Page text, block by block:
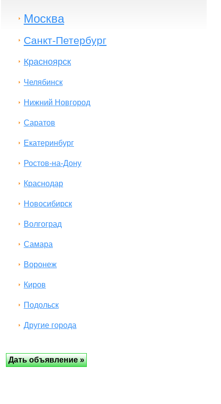
Москва
Санкт-Петербург
Красноярск
Челябинск
Нижний Новгород
Саратов
Екатеринбург
Ростов-на-Дону
Краснодар
Новосибирск
Волгоград
Самара
Воронеж
Киров
Подольск
Другие города